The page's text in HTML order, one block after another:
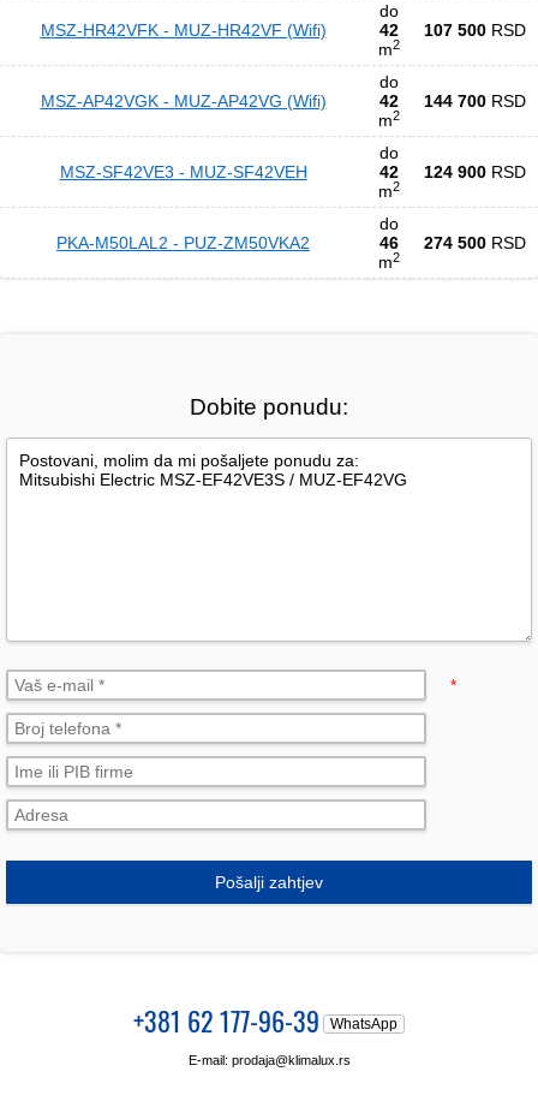
MSZ-HR42VFK - MUZ-HR42VF (Wifi)
do
42
m2
107 500 RSD
MSZ-AP42VGK - MUZ-AP42VG (Wifi)
do
42
m2
144 700 RSD
MSZ-SF42VE3 - MUZ-SF42VEH
do
42
m2
124 900 RSD
PKA-M50LAL2 - PUZ-ZM50VKA2
do
46
m2
274 500 RSD
Dobite ponudu:
*
Pošalji zahtjev
+381 62 177-96-39 WhatsApp
E-mail: prodaja@klimalux.rs